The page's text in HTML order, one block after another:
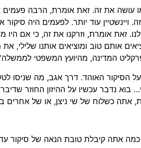
עושה את זה. זאת אומרת, הרבה
עוד יותר. לפעמים היה סיקור
זאת אומרת, וזרקנו את זה, כי אם היו
אותם טוב ומוציאים אותנו שלילי,
המדינה, מהיועץ המשפטי
הסיקור האוהד. דרך אגב, מה שניסו
בוא נדבר עכשיו על ההיזון החוזר
כשלוח של שי ניצן, או של אחרים
אתה קיבלת טובת הנאה של סיקור